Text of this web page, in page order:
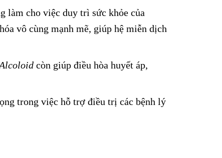
làm cho việc duy trì sức khỏe của
vô cùng mạnh mẽ, giúp hệ miễn dịch
còn giúp điều hòa huyết áp,
trong việc hỗ trợ điều trị các bệnh lý